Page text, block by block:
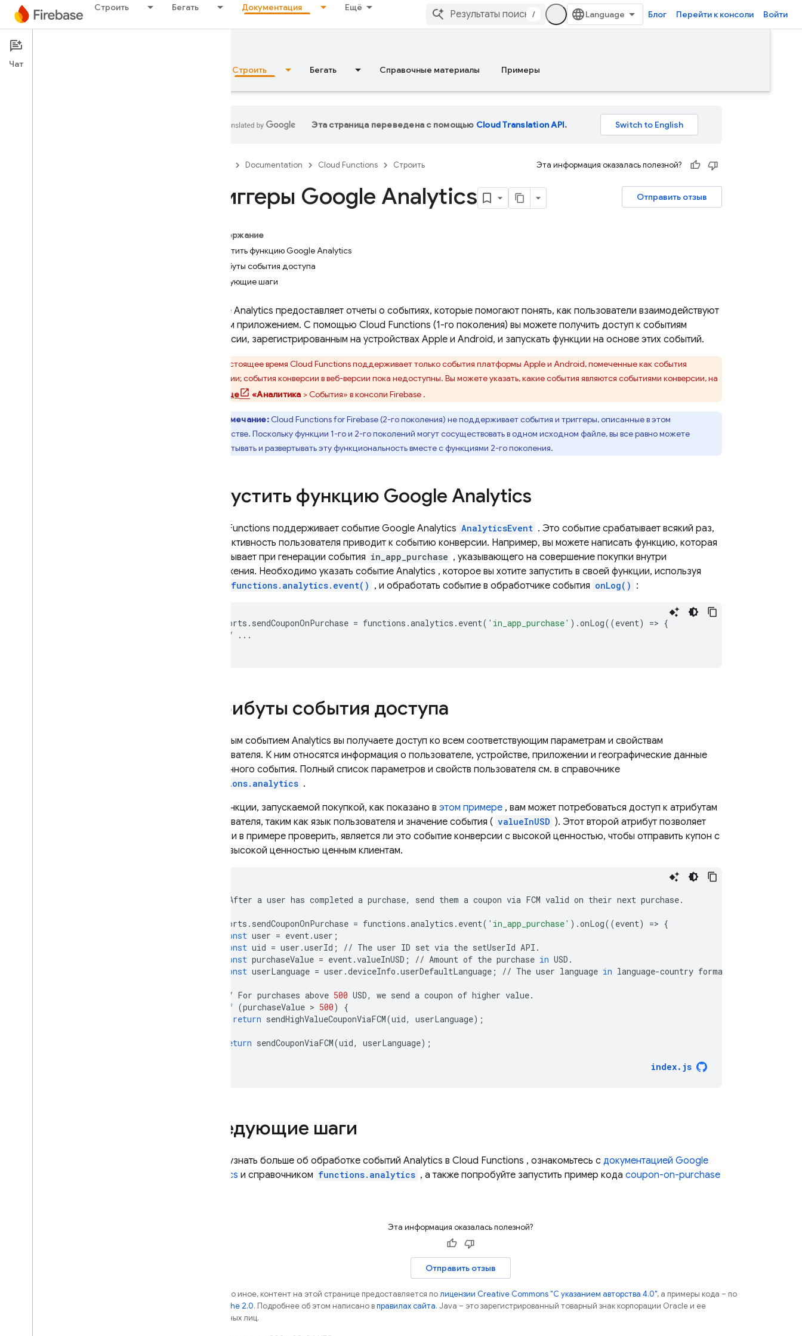
Строить Бегать Документация Ещё
/ Блог Перейти к консоли Войти
Documentation
Обзор Строить Бегать Справочные материалы Примеры
Эта страница переведена с помощью Cloud Translation API.
Documentation Cloud Functions Строить Эта информация оказалась полезной?
Отправить отзыв
Триггеры Google Analytics
Содержание
Запустить функцию Google Analytics
Атрибуты события доступа
Следующие шаги
Google Analytics предоставляет отчеты о событиях, которые помогают понять, как пользователи взаимодействуют
с вашим приложением. С помощью Cloud Functions (1-го поколения) вы можете получить доступ к событиям
конверсии, зарегистрированным на устройствах Apple и Android, и запускать функции на основе этих событий.
В настоящее время Cloud Functionsподдерживает только события платформы Apple и Android, помеченные как события
конверсии; события конверсии в веб-версии пока недоступны. Вы можете указать, какие события являются событиями конверсии, на
странице
«Аналитика > События» в консоли Firebase.
Примечание: Cloud Functions for Firebase(2-го поколения) не поддерживает события и триггеры, описанные в этом
руководстве. Поскольку функции 1-го и 2-го поколений могут сосуществовать в одном исходном файле, вы все равно можете
разрабатывать и развертывать эту функциональность вместе с функциями 2-го поколения.
Запустить функцию Google Analytics
Cloud Functions поддерживает событие Google Analytics AnalyticsEvent . Это событие срабатывает всякий раз,
когда активность пользователя приводит к событию конверсии. Например, вы можете написать функцию, которая
срабатывает при генерации события in_app_purchase , указывающего на совершение покупки внутри
приложения. Необходимо указать событие Analytics , которое вы хотите запустить в своей функции, используя
functions.analytics.event() , и обработать событие в обработчике события onLog() :
exports . sendCouponOnPurchase = functions .analytics . event( 'in_app_purchase' ) .onLog((event) => {
//
...
Атрибуты события доступа
С каждым событием Analytics вы получаете доступ ко всем соответствующим параметрам и свойствам
пользователя. К ним относятся информация о пользователе, устройстве, приложении и географические данные
для данного события. Полный список параметров и свойств пользователя см. в справочнике
functions.analytics .
Для функции, запускаемой покупкой, как показано в этом примере , вам может потребоваться доступ к атрибутам
пользователя, таким как язык пользователя и значение события ( valueInUSD ). Этот второй атрибут позволяет
функции в примере проверить, является ли это событие конверсии с высокой ценностью, чтобы отправить купон с
более высокой ценностью ценным клиентам.
After a user has completed a purchase, send them a coupon via FCM valid on their next purchase.
exports . sendCouponOnPurchase = functions .analytics . event( 'in_app_purchase' ) .onLog((event) => {
const user = event.user ;
const uid = user .userId ; // The user ID set via the setUserId API .
const purchaseValue = event.valueInUSD ; // Amount of the purchase in USD .
const userLanguage = user .deviceInfo .userDefaultLanguage ; // The user language in language-country format
// For purchases above 500 USD, we send a coupon of higher value.
if (purchaseValue > 500)
{
return sendHighValueCouponViaFCM(uid, userLanguage);
return sendCouponViaFCM(uid, userLanguage);
index. js
Следующие шаги
Чтобы узнать больше об обработке событий Analytics в Cloud Functions , ознакомьтесь с документацией Google
Analytics и справочником functions.analytics , а также попробуйте запустить пример кода coupon-on-purchase
Эта информация оказалась полезной?
Отправить отзыв
Если не указано иное, контент на этой странице предоставляется полицензии Creative Commons "С указанием авторства 4.0", а примеры кода – по
лицензии Apache 2.0. Подробнее об этом написано вправилах сайта. Java – это зарегистрированный товарный знак корпорации Oracle и ее
аффилированных лиц.
Чат